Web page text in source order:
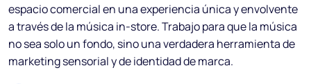
espacio comercial en una experiencia única y envolvente
a través de la música in-store. Trabajo para que la música
no sea solo un fondo, sino una verdadera herramienta de
marketing sensorial y de identidad de marca.